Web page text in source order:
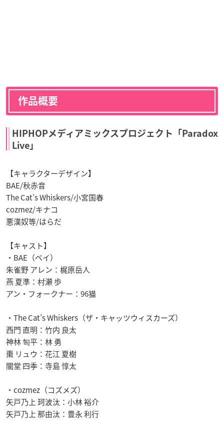
作品概要
HIPHOPメディアミックスプロジェクト「Paradox
Live」
【キャラクターデザイン】
BAE/秋赤音
The Cat’s Whiskers/小宮国春
cozmez/キナコ
悪漢奴等/はらだ
【キャスト】
・BAE（ベイ）
朱雀野 アレン：梶原岳人
燕 夏準：村瀬 歩
アン・フォークナー：96猫
・The Cat’s Whiskers（ザ・キャッツウィスカーズ）
西門 直明：竹内 良太
神林 匋平：林 勇
棗 リュウ：花江 夏樹
闇堂 四季：寺島 惇太
・cozmez（コズメズ）
矢戸乃上 珂波汰：小林 裕介
矢戸乃上 那由汰：豊永 利行